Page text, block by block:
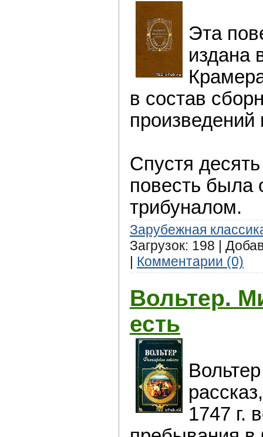
Эта
издана
в состав
произведений
Спустя
повесть была
трибуналом.
Зарубежная
Загрузок: 198 |
| Комментарии (0)
Вольтер.
есть
1747 г.